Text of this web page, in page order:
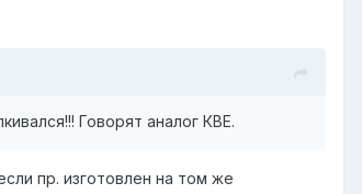
Говорят аналог КВЕ.
пр. изготовлен на том же